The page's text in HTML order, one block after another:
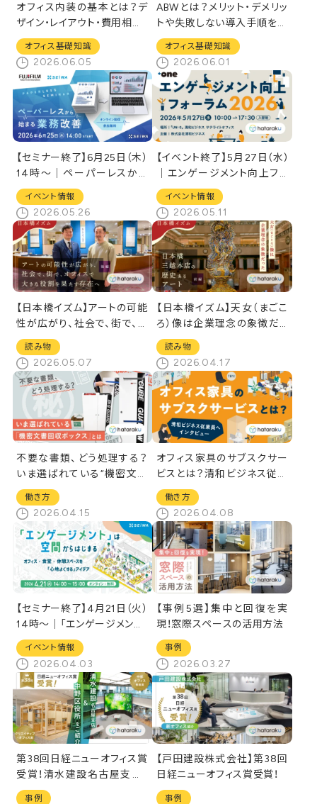
オフィス内装の基本とは？デ
ザイン・レイアウト・費用相場・
工事の流れと成功ポイントを
解説
オフィス基礎知識
2026.06.05
ABWとは？メリット・デメリッ
トや失敗しない導入手順を解
説
オフィス基礎知識
2026.06.01
【セミナー終了】6月25日（木）
14時～｜ペーパーレスから
始まる業務改善[オンラインセ
ミナー]
イベント情報
2026.05.26
【イベント終了】5月27日(水)
｜エンゲージメント向上フォ
ーラム2026
イベント情報
2026.05.11
【日本橋イズム】アートの可能
性が広がり、社会で、街で、オ
フィスで大きな役割を果たす
存在へ
読み物
2026.05.07
【日本橋イズム】天女（まごこ
ろ）像は企業理念の象徴だっ
た／日本橋三越本店の歴史
あるアート
読み物
2026.04.17
不要な書類、どう処理する？
いま選ばれている“機密文書
回収ボックス”とは
働き方
2026.04.15
オフィス家具のサブスクサー
ビスとは？清和ビジネス従業
員へインタビュー
働き方
2026.04.08
【セミナー終了】4月21日（火）
14時～｜「エンゲージメント」
は空間からはじまる オフィ
ス・食堂・休憩スペースを「心
地よくする」アイデア[オンライ
ン開催]
イベント情報
2026.04.03
【事例5選】集中と回復を実
現！窓際スペースの活用方法
事例
2026.03.27
第38回日経ニューオフィス賞
受賞！清水建設名古屋支店・
中野区役所をご紹介
事例
【戸田建設株式会社】第38回
日経ニューオフィス賞受賞！
事例